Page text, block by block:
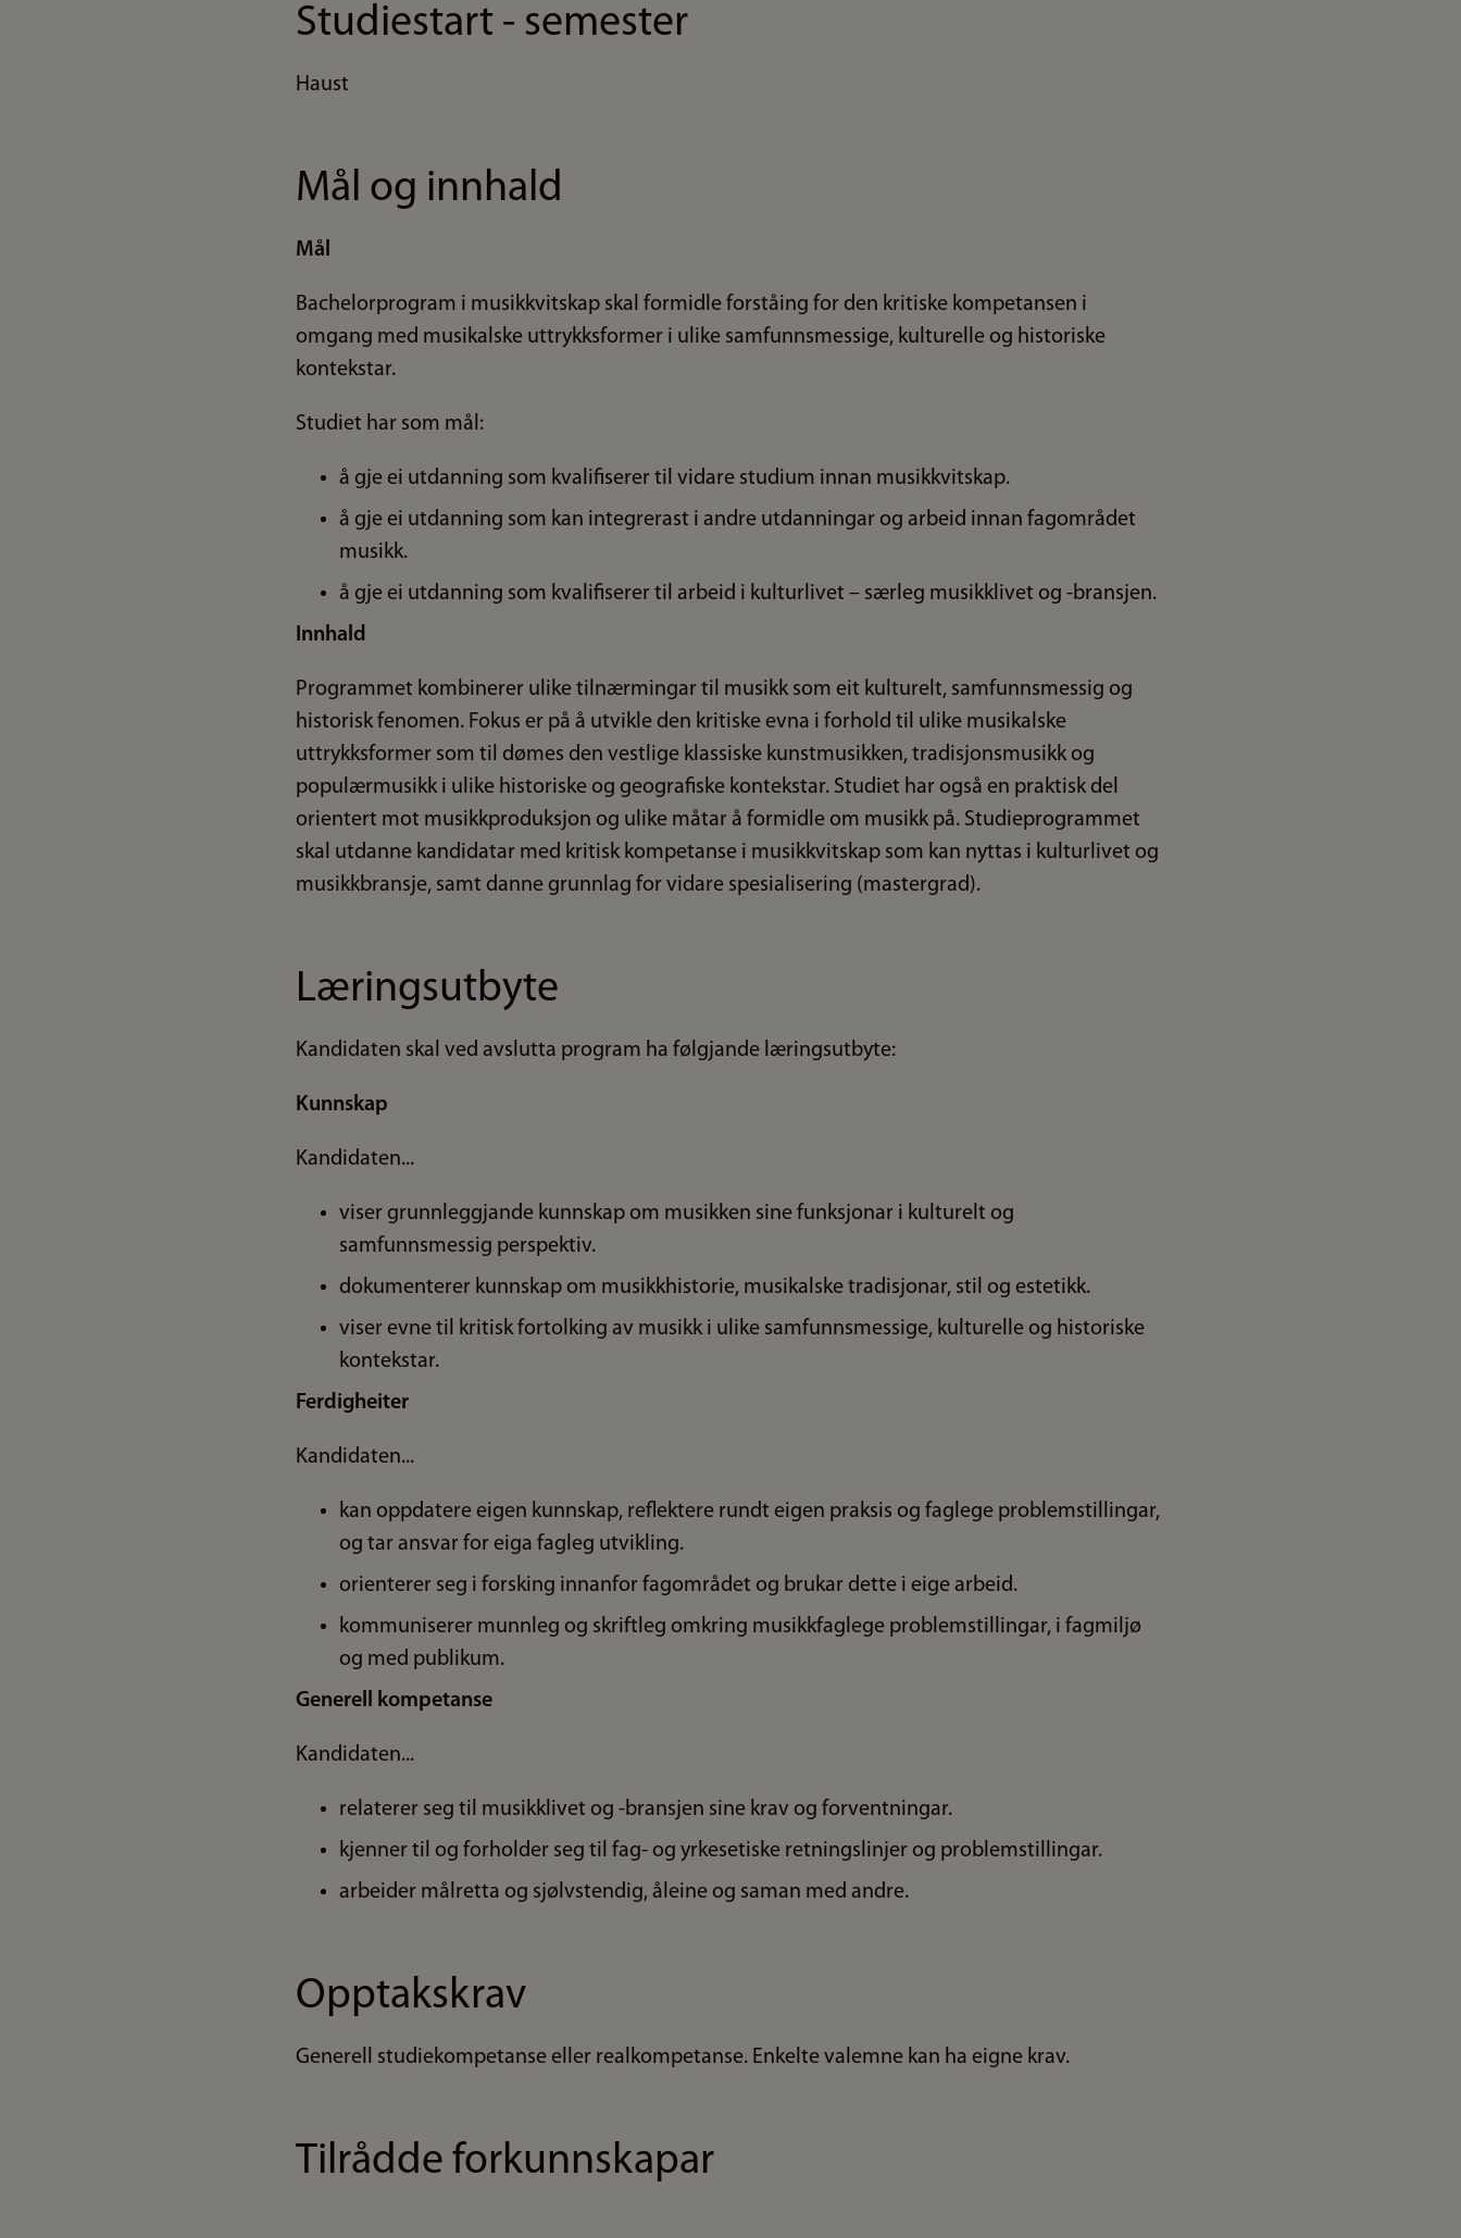
Studiestart - semester
Haust
Mål og innhald
Mål
Bachelorprogram i musikkvitskap skal formidle forståing for den kritiske kompetansen i
omgang med musikalske uttrykksformer i ulike samfunnsmessige, kulturelle og historiske
kontekstar.
Studiet har som mål:
å gje ei utdanning som kvalifiserer til vidare studium innan musikkvitskap.
å gje ei utdanning som kan integrerast i andre utdanningar og arbeid innan fagområdet
musikk.
å gje ei utdanning som kvalifiserer til arbeid i kulturlivet – særleg musikklivet og -bransjen.
Innhald
Programmet kombinerer ulike tilnærmingar til musikk som eit kulturelt, samfunnsmessig og
historisk fenomen. Fokus er på å utvikle den kritiske evna i forhold til ulike musikalske
uttrykksformer som til dømes den vestlige klassiske kunstmusikken, tradisjonsmusikk og
populærmusikk i ulike historiske og geografiske kontekstar. Studiet har også en praktisk del
orientert mot musikkproduksjon og ulike måtar å formidle om musikk på. Studieprogrammet
skal utdanne kandidatar med kritisk kompetanse i musikkvitskap som kan nyttas i kulturlivet og
musikkbransje, samt danne grunnlag for vidare spesialisering (mastergrad).
Læringsutbyte
Kandidaten skal ved avslutta program ha følgjande læringsutbyte:
Kunnskap
Kandidaten...
viser grunnleggjande kunnskap om musikken sine funksjonar i kulturelt og
samfunnsmessig perspektiv.
dokumenterer kunnskap om musikkhistorie, musikalske tradisjonar, stil og estetikk.
viser evne til kritisk fortolking av musikk i ulike samfunnsmessige, kulturelle og historiske
kontekstar.
Ferdigheiter
Kandidaten...
kan oppdatere eigen kunnskap, reflektere rundt eigen praksis og faglege problemstillingar,
og tar ansvar for eiga fagleg utvikling.
orienterer seg i forsking innanfor fagområdet og brukar dette i eige arbeid.
kommuniserer munnleg og skriftleg omkring musikkfaglege problemstillingar, i fagmiljø
og med publikum.
Generell kompetanse
Kandidaten...
relaterer seg til musikklivet og -bransjen sine krav og forventningar.
kjenner til og forholder seg til fag- og yrkesetiske retningslinjer og problemstillingar.
arbeider målretta og sjølvstendig, åleine og saman med andre.
Opptakskrav
Generell studiekompetanse eller realkompetanse. Enkelte valemne kan ha eigne krav.
Tilrådde forkunnskapar